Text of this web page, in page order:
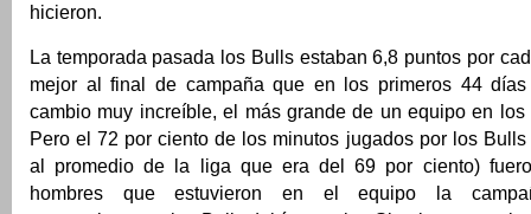
hicieron.
La temporada pasada los Bulls estaban 6,8 puntos por
mejor al final de campaña que en los primeros 44
cambio muy increíble, el más grande de un equipo en los
Pero el 72 por ciento de los minutos jugados por los
al promedio de la liga que era del 69 por ciento)
hombres que estuvieron en el equipo la